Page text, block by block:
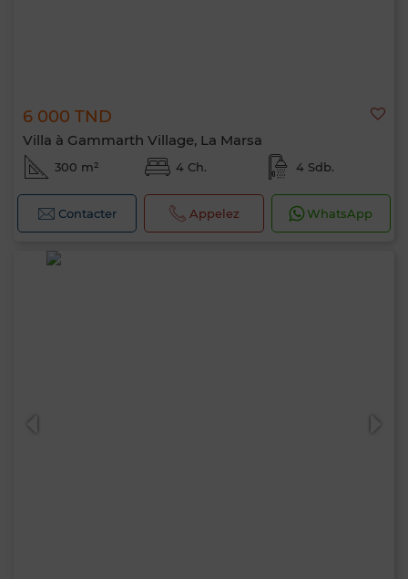
6 000 TND
Villa à Gammarth Village, La Marsa
300 m² 4 Ch. 4 Sdb.
Contacter Appelez WhatsApp